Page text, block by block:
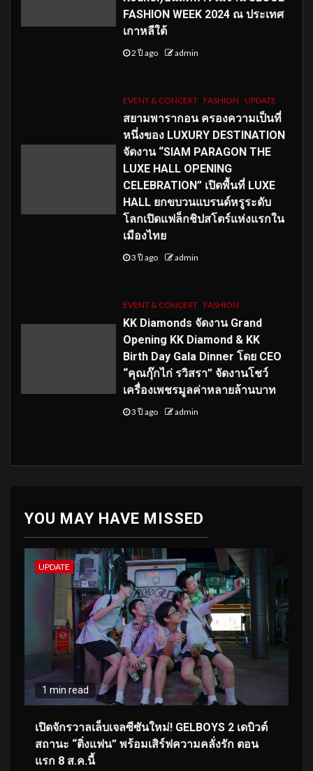
FASHION WEEK 2024 ณ ประเทศ
เกาหลีใต้
2 ปี ago admin
EVENT & CONCERT FASHION UPDATE
สยามพารากอน ครองความเป็นที่
หนึ่งของ LUXURY DESTINATION
จัดงาน “SIAM PARAGON THE
LUXE HALL OPENING
CELEBRATION” เปิดพื้นที่ LUXE
HALL ยกขบวนแบรนด์หรูระดับ
โลกเปิดแฟล็กชิปสโตร์แห่งแรกใน
เมืองไทย
3 ปี ago admin
EVENT & CONCERT FASHION
KK Diamonds จัดงาน Grand
Opening KK Diamond & KK
Birth Day Gala Dinner โดย CEO
“คุณกุ๊กไก่ รวิสรา” จัดงานโชว์
เครื่องเพชรมูลค่าหลายล้านบาท
3 ปี ago admin
YOU MAY HAVE MISSED
UPDATE
1 min read
เปิดจักรวาลเล็บเจลซีซันใหม่! GELBOYS 2 เดบิวต์
สถานะ “ติ่งแฟน” พร้อมเสิร์ฟความคลั่งรัก ตอน
แรก 8 ส.ค.นี้